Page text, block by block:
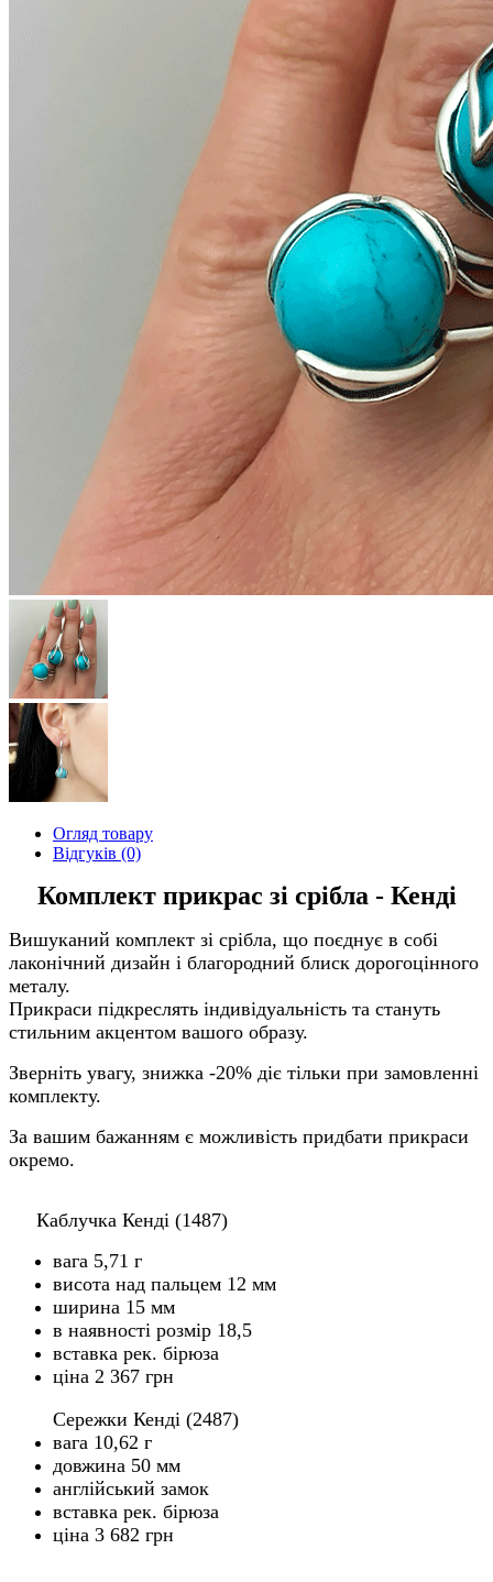
Огляд товару
Відгуків (0)
Комплект прикрас зі срібла - Кенді
Вишуканий комплект зі срібла, що поєднує в собі
лаконічний дизайн і благородний блиск дорогоцінного
металу.
Прикраси підкреслять індивідуальність та стануть
стильним акцентом вашого образу.
Зверніть увагу, знижка -20% діє тільки при замовленні
комплекту.
За вашим бажанням є можливість придбати прикраси
окремо.
Каблучка Кенді (1487)
вага 5,71 г
висота над пальцем 12 мм
ширина 15 мм
в наявності розмір 18,5
вставка рек. бірюза
ціна 2 367 грн
Сережки Кенді (2487)
вага 10,62 г
довжина 50 мм
англійський замок
вставка рек. бірюза
ціна 3 682 грн